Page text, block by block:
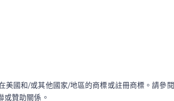
國和/或其他國家/地區的商標或註冊商標。請參閱
贊助關係。